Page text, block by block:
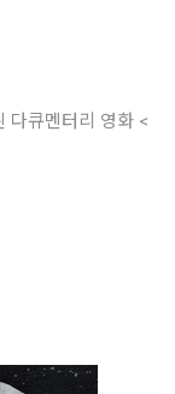
다큐멘터리 영화 <